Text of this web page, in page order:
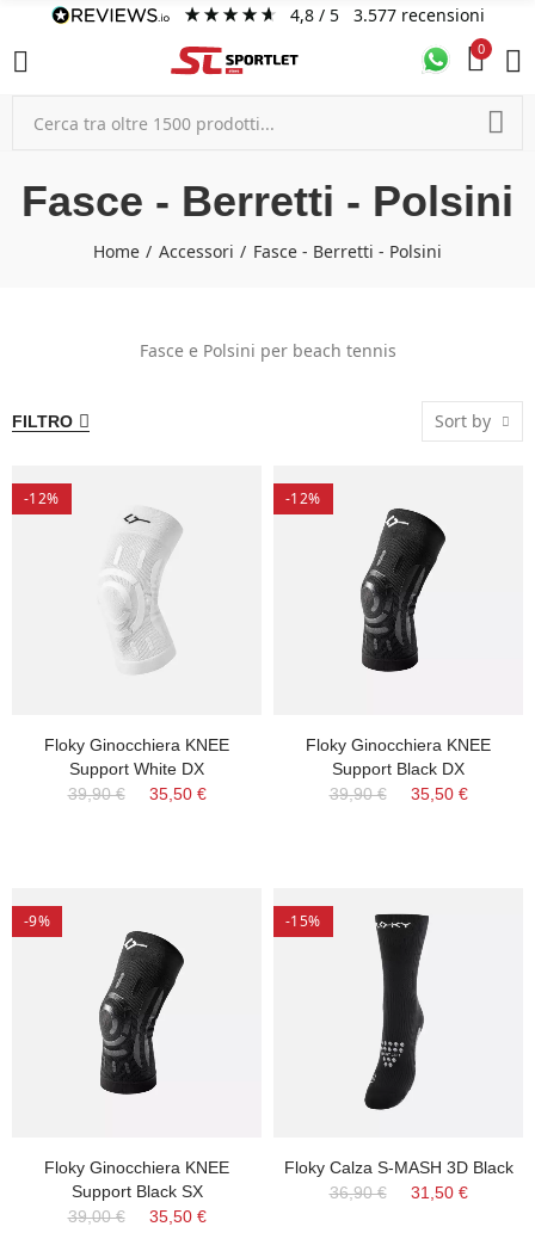
4,8/ 5 3.577 recensioni
0
Fasce - Berretti - Polsini
Home Accessori Fasce - Berretti - Polsini
Fasce e Polsini per beach tennis
FILTRO Sort by
-12%
Floky Ginocchiera KNEE
Support White DX
39,90 €
35,50 €
-12%
Floky Ginocchiera KNEE
Support Black DX
39,90 €
35,50 €
-9%
Floky Ginocchiera KNEE
Support Black SX
39,00 €
35,50 €
-15%
Floky Calza S-MASH 3D Black
36,90 €
31,50 €